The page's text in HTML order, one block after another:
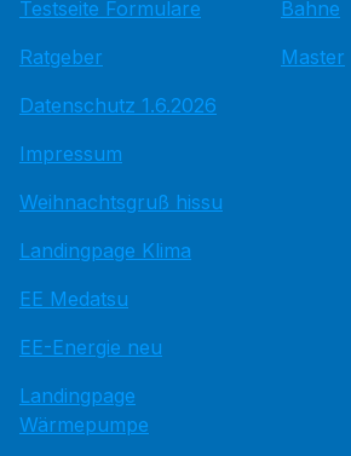
Testseite Formulare
Ratgeber
Datenschutz 1.6.2026
Impressum
Weihnachtsgruß hissu
Landingpage Klima
EE Medatsu
EE-Energie neu
Landingpage
Wärmepumpe
Bahne
Master